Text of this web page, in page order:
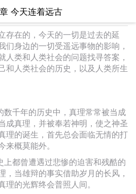
今天连着远古
在的，今天的一切是过去的延
们身边的一切受遥远事物的影响，
人类和人类社会的问题找寻答案，
和人类社会的历史，以及人类所生
数千年的历史中，真理常常被当成
成真理，并被奉若神明，使之神圣
理的诞生，首先总会面临无情的打
概莫能外。
上都曾遭遇过悲惨的迫害和残酷的
，当雄辩的事实借助岁月的长风，
的光辉终会普照人间。